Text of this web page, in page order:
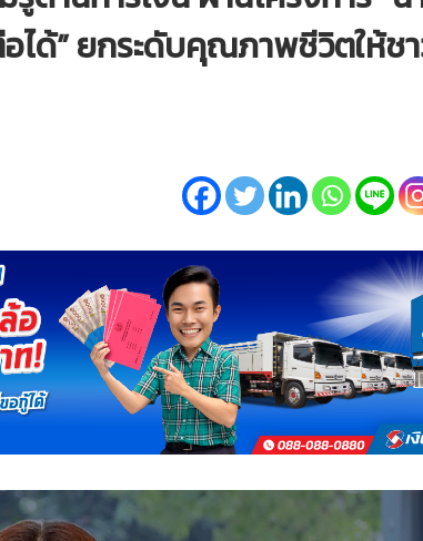
ด้” ยกระดับคุณภาพชีวิตให้ช